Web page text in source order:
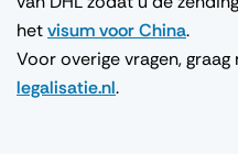
hetvisum voor China.
Voor overige vragen, graag
legalisatie.nl.